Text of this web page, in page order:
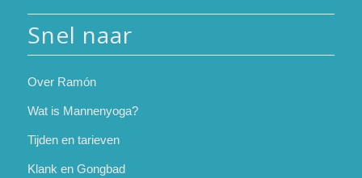
Snel naar
Over Ramón
Wat is Mannenyoga?
Tijden en tarieven
Klank en Gongbad